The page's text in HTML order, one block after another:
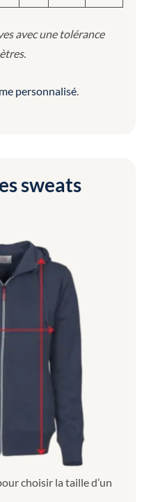
avec une tolérance
personnalisé.
sweats
choisir la taille d’un